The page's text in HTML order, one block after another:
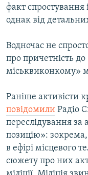
факт спростування
однак від
Водночас не
про причетність
міськвиконкому»
Раніше активісти
повідомили Радіо
переслідування за
позицію»:
в ефірі місцевого
сюжету про них